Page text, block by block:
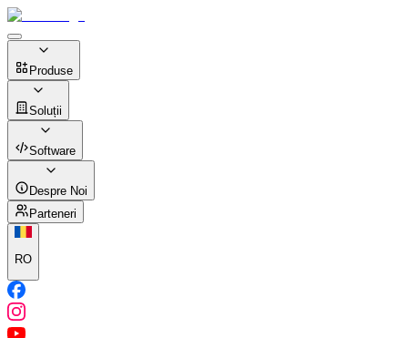
Produse
Soluții
Software
Despre Noi
Parteneri
RO